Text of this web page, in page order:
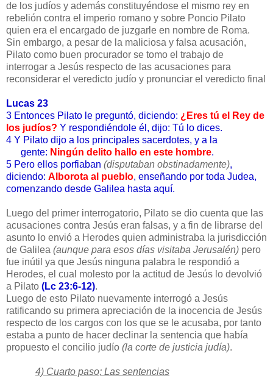
de los judíos y además constituyéndose el mismo rey en
rebelión contra el imperio romano y sobre Poncio Pilato
quien era el encargado de juzgarle en nombre de Roma.
Sin embargo, a pesar de la maliciosa y falsa acusación,
Pilato como buen procurador se tomo el trabajo de
interrogar a Jesús respecto de las acusaciones para
reconsiderar el veredicto judío y pronunciar el veredicto final
Lucas 23
3 Entonces Pilato le preguntó, diciendo: ¿Eres tú el Rey de
los judíos? Y respondiéndole él, dijo: Tú lo dices.
4 Y Pilato dijo a los principales sacerdotes, y a la
gente: Ningún delito hallo en este hombre.
5 Pero ellos porfiaban (disputaban obstinadamente),
diciendo: Alborota al pueblo, enseñando por toda Judea,
comenzando desde Galilea hasta aquí.
Luego del primer interrogatorio, Pilato se dio cuenta que las
acusaciones contra Jesús eran falsas, y a fin de librarse del
asunto lo envió a Herodes quien administraba la jurisdicción
de Galilea (aunque para esos días visitaba Jerusalén) pero
fue inútil ya que Jesús ninguna palabra le respondió a
Herodes, el cual molesto por la actitud de Jesús lo devolvió
a Pilato (Lc 23:6-12).
Luego de esto Pilato nuevamente interrogó a Jesús
ratificando su primera apreciación de la inocencia de Jesús
respecto de los cargos con los que se le acusaba, por tanto
estaba a punto de hacer declinar la sentencia que había
propuesto el concilio judío (la corte de justicia judía).
4) Cuarto paso; Las sentencias